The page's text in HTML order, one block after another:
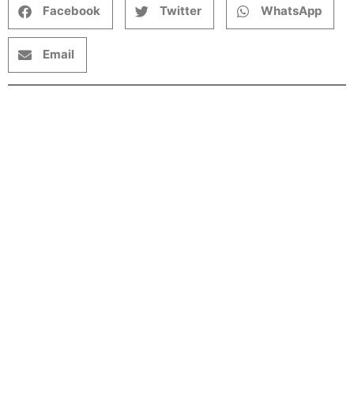
Facebook Twitter WhatsApp
Email